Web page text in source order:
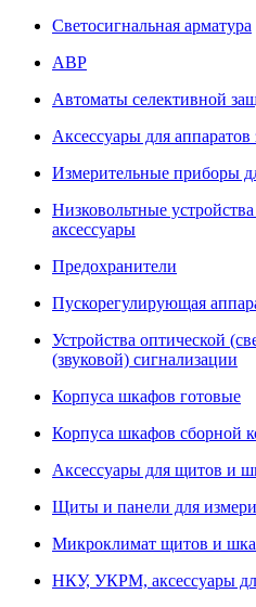
Светосигнальная арматура
АВР
Автоматы селективной
Аксессуары для
Измерительные приборы
Низковольтные
аксессуары
Предохранители
Пускорегулирующая
Устройства оптической
(звуковой) сигнализации
Корпуса шкафов готовые
Корпуса шкафов сборной
Аксессуары для щитов и
Щиты и панели для
Микроклимат щитов и
НКУ, УКРМ, аксессуары